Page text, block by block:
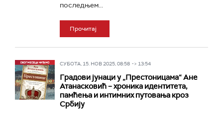
последњем...
Прочитај
СУБОТА, 15. НОВ 2025, 08:58 -> 13:54
Градови јунаци у „Престоницама“ Ане
Атанасковић – хроника идентитета,
памћења и интимних путовања кроз
Србију